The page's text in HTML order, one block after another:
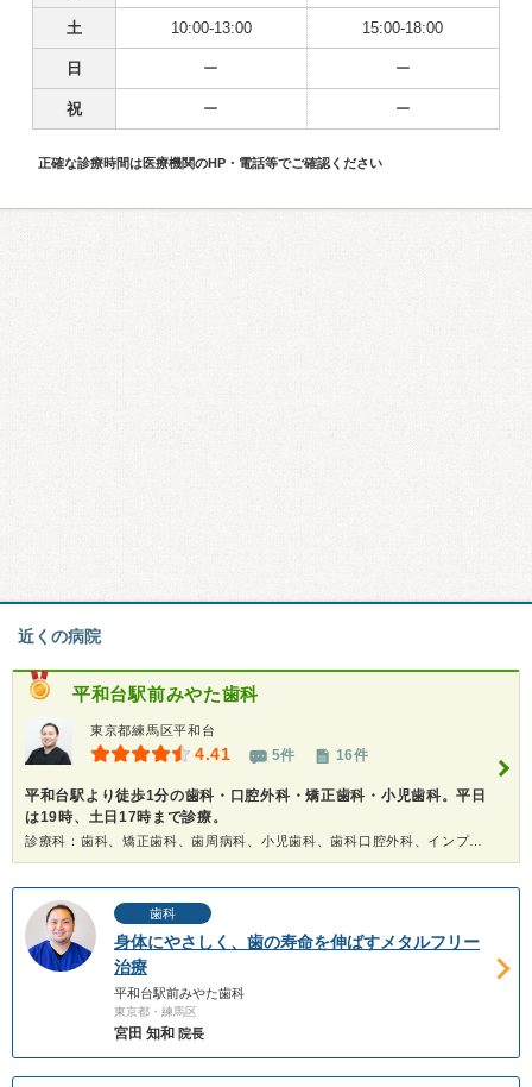
土 10:00-13:00 15:00-18:00
日 ー ー
祝 ー ー
正確な診療時間は医療機関のHP・電話等でご確認ください
近くの病院
平和台駅前みやた歯科
東京都練馬区平和台
4.41 5件 16件
平和台駅より徒歩1分の歯科・口腔外科・矯正歯科・小児歯科。平日
は19時、土日17時まで診療。
診療科：歯科、矯正歯科、歯周病科、小児歯科、歯科口腔外科、インプラント、ホワイトニング
歯科
身体にやさしく、歯の寿命を伸ばすメタルフリー
治療
平和台駅前みやた歯科
東京都・練馬区
宮田 知和 院長